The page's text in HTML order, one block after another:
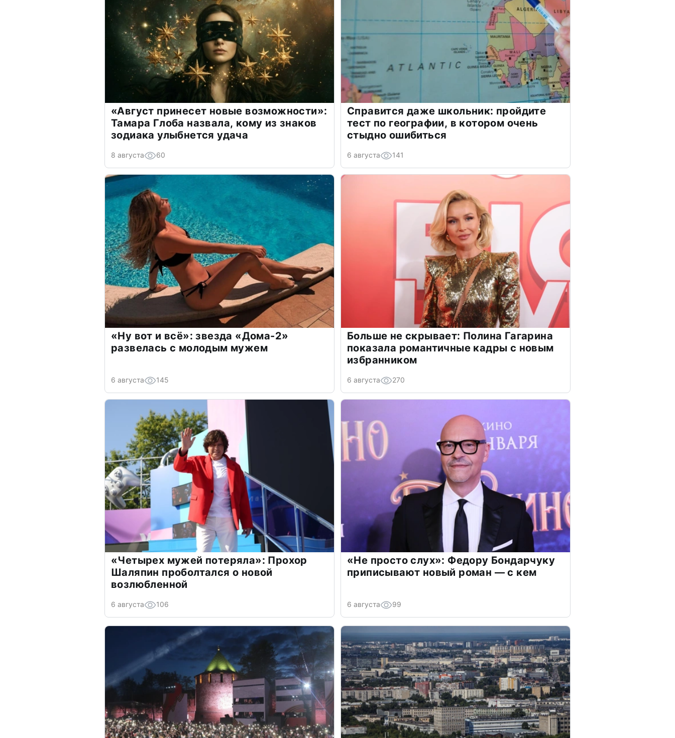
«Август принесет новые возможности»:
Тамара Глоба назвала, кому из знаков
зодиака улыбнется удача
8 августа 60
Справится даже школьник: пройдите
тест по географии, в котором очень
стыдно ошибиться
6 августа 141
«Ну вот и всё»: звезда «Дома-2»
развелась с молодым мужем
6 августа 145
Больше не скрывает: Полина Гагарина
показала романтичные кадры с новым
избранником
6 августа 270
«Четырех мужей потеряла»: Прохор
Шаляпин проболтался о новой
возлюбленной
6 августа 106
«Не просто слух»: Федору Бондарчуку
приписывают новый роман — с кем
6 августа 99